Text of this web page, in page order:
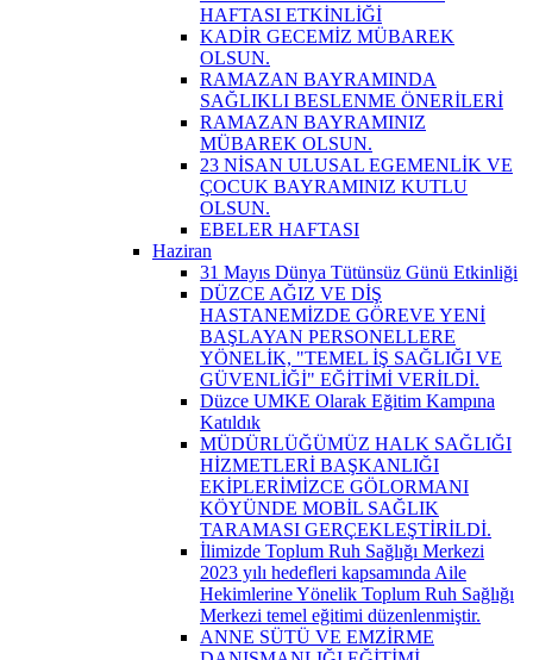
HAFTASI ETKİNLİĞİ
KADİR GECEMİZ MÜBAREK
OLSUN.
RAMAZAN BAYRAMINDA
SAĞLIKLI BESLENME ÖNERİLERİ
RAMAZAN BAYRAMINIZ
MÜBAREK OLSUN.
23 NİSAN ULUSAL EGEMENLİK VE
ÇOCUK BAYRAMINIZ KUTLU
OLSUN.
EBELER HAFTASI
Haziran
31 Mayıs Dünya Tütünsüz Günü Etkinliği
DÜZCE AĞIZ VE DİŞ
HASTANEMİZDE GÖREVE YENİ
BAŞLAYAN PERSONELLERE
YÖNELİK, "TEMEL İŞ SAĞLIĞI VE
GÜVENLİĞİ" EĞİTİMİ VERİLDİ.
Düzce UMKE Olarak Eğitim Kampına
Katıldık
MÜDÜRLÜĞÜMÜZ HALK SAĞLIĞI
HİZMETLERİ BAŞKANLIĞI
EKİPLERİMİZCE GÖLORMANI
KÖYÜNDE MOBİL SAĞLIK
TARAMASI GERÇEKLEŞTİRİLDİ.
İlimizde Toplum Ruh Sağlığı Merkezi
2023 yılı hedefleri kapsamında Aile
Hekimlerine Yönelik Toplum Ruh Sağlığı
Merkezi temel eğitimi düzenlenmiştir.
ANNE SÜTÜ VE EMZİRME